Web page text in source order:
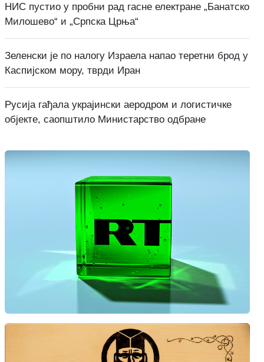
НИС пустио у пробни рад гасне електране „Банатско
Милошево“ и „Српска Црња“
Зеленски је по налогу Израела напао теретни брод у
Каспијском мору, тврди Иран
Русија гађала украјински аеродром и логистичке
објекте, саопштило Министарство одбране